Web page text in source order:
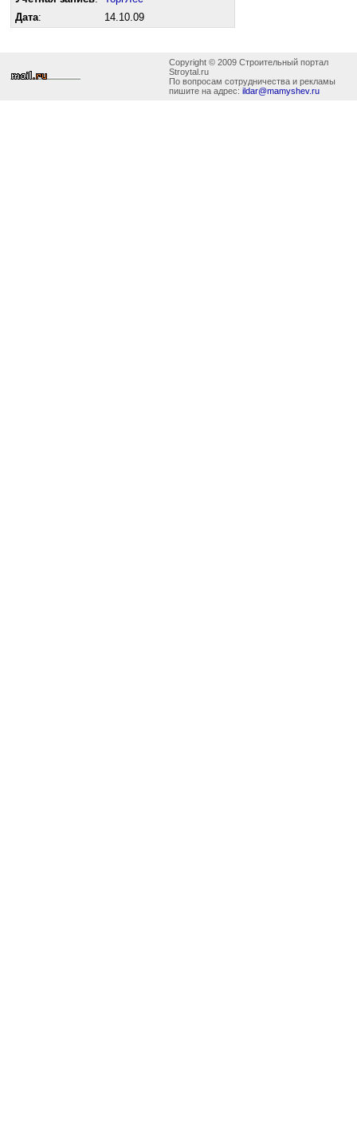
Дата: 14.10.09
Copyright © 2009 Строительный портал
Stroytal.ru
По вопросам сотрудничества и рекламы
пишите на адрес: ildar@mamyshev.ru